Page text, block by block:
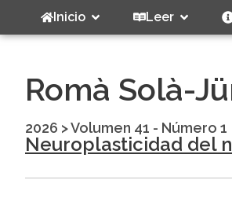
Inicio Leer
Romà Solà-
2026 >Volumen 41 - Número 1
Neuroplasticidad del